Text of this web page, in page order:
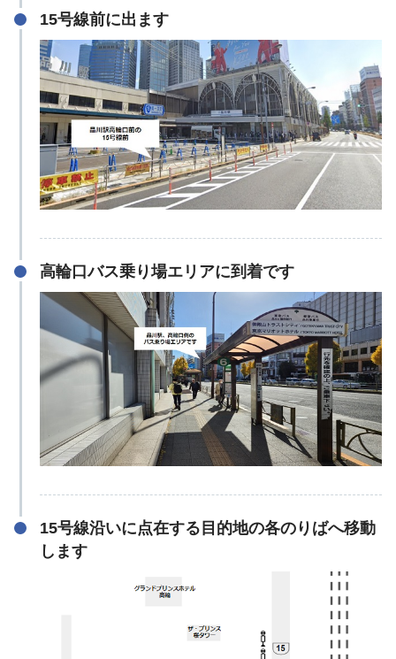
15号線前に出ます
高輪口バス乗り場エリアに到着です
15号線沿いに点在する目的地の各のりばへ移動
します